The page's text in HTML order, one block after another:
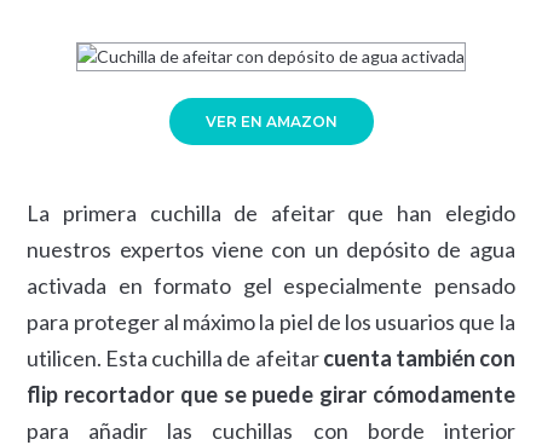
VER EN AMAZON
La primera cuchilla de afeitar que han elegido
nuestros expertos viene con un depósito de agua
activada en formato gel especialmente pensado
para proteger al máximo la piel de los usuarios que la
utilicen. Esta cuchilla de afeitarcuenta también con
flip recortador que se puede girar cómodamente
para añadir las cuchillas con borde interior